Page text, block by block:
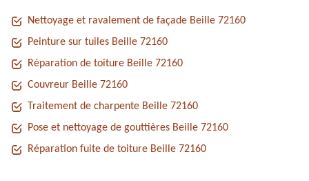
Nettoyage et ravalement de façade Beille 72160
Peinture sur tuiles Beille 72160
Réparation de toiture Beille 72160
Couvreur Beille 72160
Traitement de charpente Beille 72160
Pose et nettoyage de gouttières Beille 72160
Réparation fuite de toiture Beille 72160